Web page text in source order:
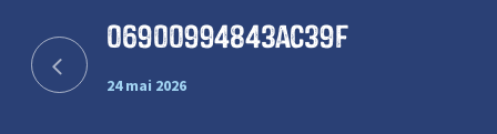
06900994843ac39f
24 mai 2026